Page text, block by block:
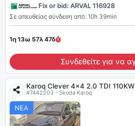
Fix or bid: ARVAL 116928
Σε απευθείας σύνδεση από: 10h 39min
1η 13ω 57λ 46δ
Συνδεθείτε για να
Karoq Clever 4x4 2.0 TDI
#7442203 - Skoda Karoq
ΝΕΑ